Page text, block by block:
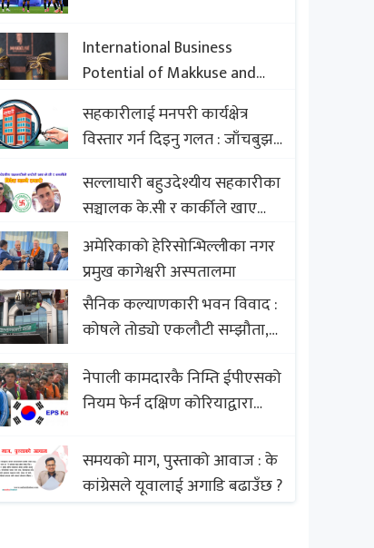
International Business
Potential of Makkuse and
Export Opportunities of
Nepali Sweets with Global
Comparison to Baklava
सहकारीलाई मनपरी कार्यक्षेत्र
विस्तार गर्न दिइनु गलत : जाँचबुझ
सल्लाघारी बहुउदेश्यीय सहकारीका
सञ्चालक के.सी र कार्कीले खाए
सदस्यको करोडौं बचत
अमेरिकाको हेरिसोन्भिल्लीका नगर
प्रमुख कागेश्वरी अस्पतालमा
सैनिक कल्याणकारी भवन विवाद :
कोषले तोड्यो एकलौटी सम्झौता,
बिखलबन्दमा (भिडियो)
नेपाली कामदारकै निम्ति ईपीएसको
नियम फेर्न दक्षिण कोरियाद्वारा
समयको माग, पुस्ताको आवाज : के
कांग्रेसले यूवालाई अगाडि बढाउँछ ?